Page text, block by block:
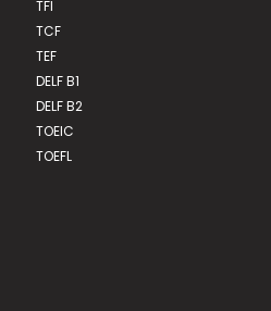
TFI
TCF
TEF
DELF B1
DELF B2
TOEIC
TOEFL